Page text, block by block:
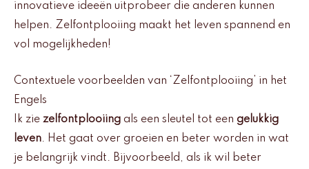
innovatieve ideeën uitprobeer die anderen kunnen
helpen. Zelfontplooiing maakt het leven spannend en
vol mogelijkheden!
Contextuele voorbeelden van ‘Zelfontplooiing’ in het
Engels
Ik zie zelfontplooiing als een sleutel tot een gelukkig
leven. Het gaat over groeien en beter worden in wat
je belangrijk vindt. Bijvoorbeeld, als ik wil beter